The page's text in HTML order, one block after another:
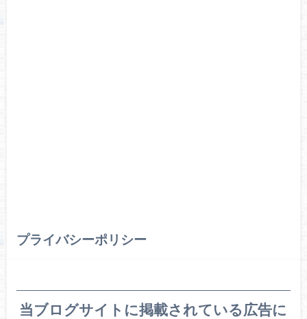
プライバシーポリシー
当ブログサイトに掲載されている広告に